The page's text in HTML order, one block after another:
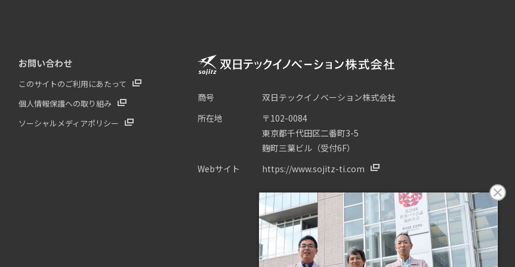
お問い合わせ
このサイトのご利用にあたって
個人情報保護への取り組み
ソーシャルメディアポリシー
商号
双日テックイノベーション株式会社
所在地
〒102-0084
東京都千代田区二番町3-5
麹町三葉ビル（受付6F）
Webサイト
https://www.sojitz-ti.com